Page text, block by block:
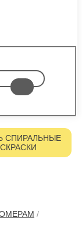
СПИРАЛЬНЫЕ
/